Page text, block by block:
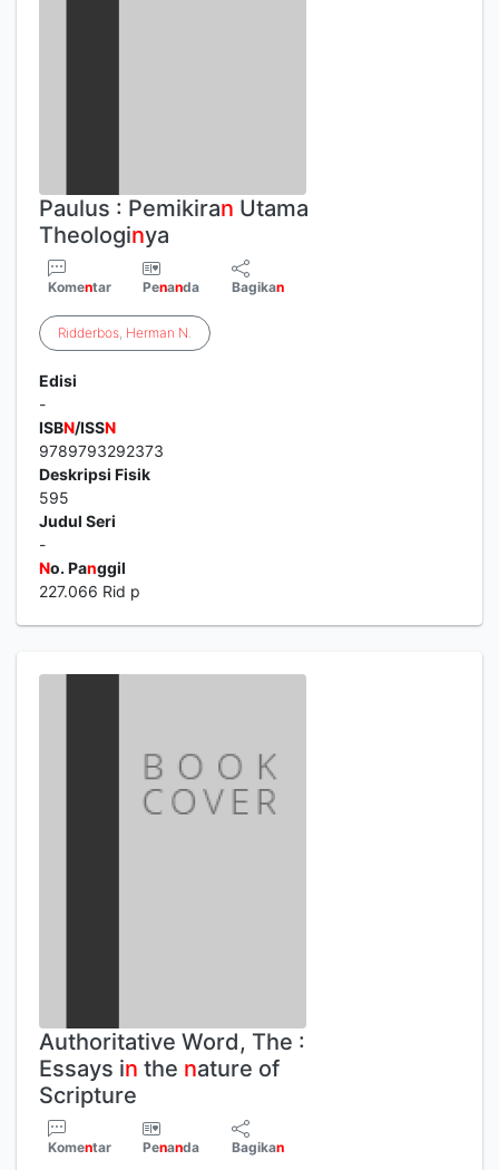
Paulus : Pemikiran Utama
Theologinya
Komentar Penanda Bagikan
Ridderbos, Herman N.
Edisi
-
ISBN/ISSN
9789793292373
Deskripsi Fisik
595
Judul Seri
-
No. Panggil
227.066 Rid p
Authoritative Word, The :
Essays in the nature of
Scripture
Komentar Penanda Bagikan